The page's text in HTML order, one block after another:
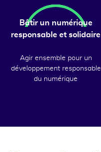
Bâtir un numérique
responsable et solidaire
Agir ensemble pour un
développement responsable
du numérique